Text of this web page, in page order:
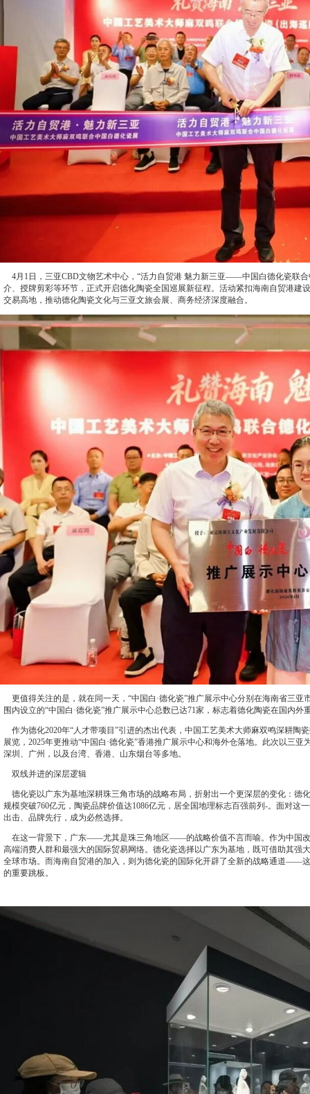
4月1日，三亚CBD文物艺术中心，“活力自贸港 魅力新三亚——中国白德化瓷联
介、授牌剪彩等环节，正式开启德化陶瓷全国巡展新征程。活动紧扣海南自贸港建
交易高地，推动德化陶瓷文化与三亚文旅会展、商务经济深度融合。
更值得关注的是，就在同一天，“中国白·德化瓷”推广展示中心分别在海南省三
围内设立的“中国白·德化瓷”推广展示中心总数已达71家，标志着德化陶瓷在国内
作为德化2020年“人才带项目”引进的杰出代表，中国工艺美术大师麻双鸣深耕陶
展览，2025年更推动“中国白·德化瓷”香港推广展示中心和海外仓落地。此次以三
深圳、广州，以及台湾、香港、山东烟台等多地。
双线并进的深层逻辑
德化瓷以广东为基地深耕珠三角市场的战略布局，折射出一个更深层的变化：德
规模突破760亿元，陶瓷品牌价值达1086亿元，居全国地理标志百强前列-。面对这
出击、品牌先行，成为必然选择。
在这一背景下，广东——尤其是珠三角地区——的战略价值不言而喻。作为中国改
高端消费人群和最强大的国际贸易网络。德化瓷选择以广东为基地，既可借助其强
全球市场。而海南自贸港的加入，则为德化瓷的国际化开辟了全新的战略通道——
的重要跳板。